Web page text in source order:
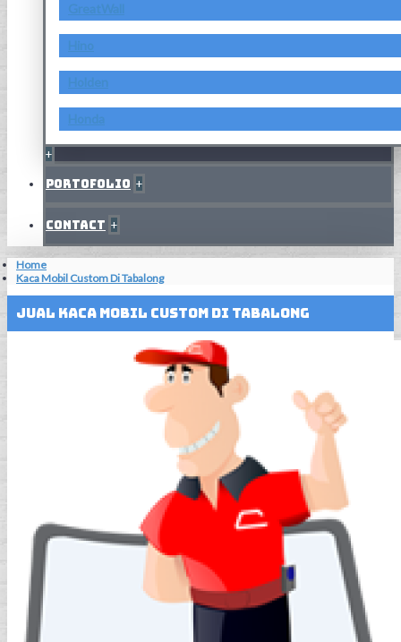
GreatWall
Hino
Holden
Honda
+
Portofolio +
Contact +
Home
Kaca Mobil Custom Di Tabalong
Jual Kaca Mobil Custom Di Tabalong